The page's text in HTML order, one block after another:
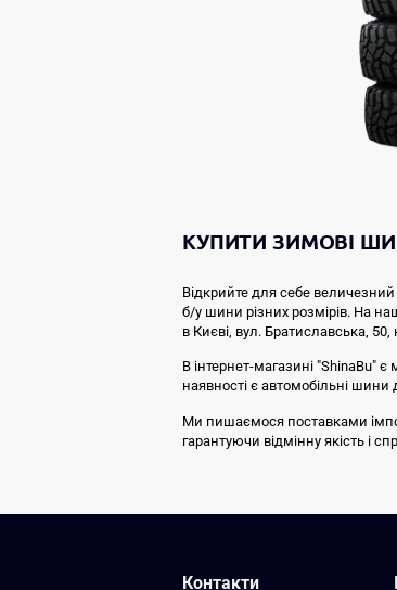
КУПИТИ ЗИМОВІ
Відкрийте для себе
б/у шини різних розмірів. На
в Києві, вул. Братиславська,
В інтернет-магазині "ShinaBu"
наявності є автомобільні шини
Ми пишаємося поставками
гарантуючи відмінну якість і
Контакти